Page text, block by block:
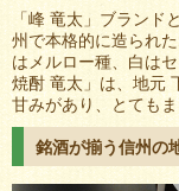
「峰 竜太」ブランド
州で本格的に造られ
はメルロー種、白は
焼酎 竜太」は、地元
甘みがあり、とても
銘酒が揃う信州の